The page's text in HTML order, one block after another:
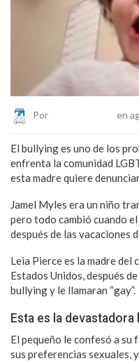
Por en
El bullying es uno de los
enfrenta la comunidad
esta madre quiere
Jamel Myles era un niño
pero todo cambió cuando
después de las vacaciones
Leia Pierce es la madre del
Estados Unidos, después
bullying y le llamaran “gay”.
Esta es la
El pequeño le confesó a su
sus preferencias sexuales,